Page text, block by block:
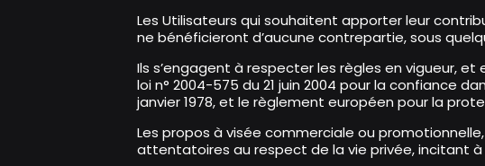
Les Utilisateurs qui souhaitent apporter leur
ne bénéficieront d’aucune contrepartie, sous
Ils s’engagent à respecter les règles en vigueur,
loi n° 2004-575 du 21 juin 2004 pour la confiance
janvier 1978, et le règlement européen pour la
Les propos à visée commerciale ou
attentatoires au respect de la vie privée, incitant à